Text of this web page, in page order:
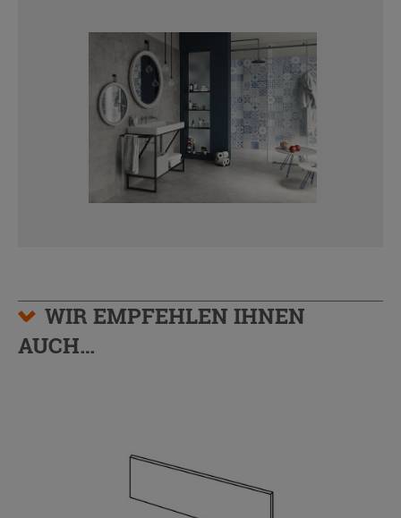
WIR EMPFEHLEN IHNEN
AUCH…